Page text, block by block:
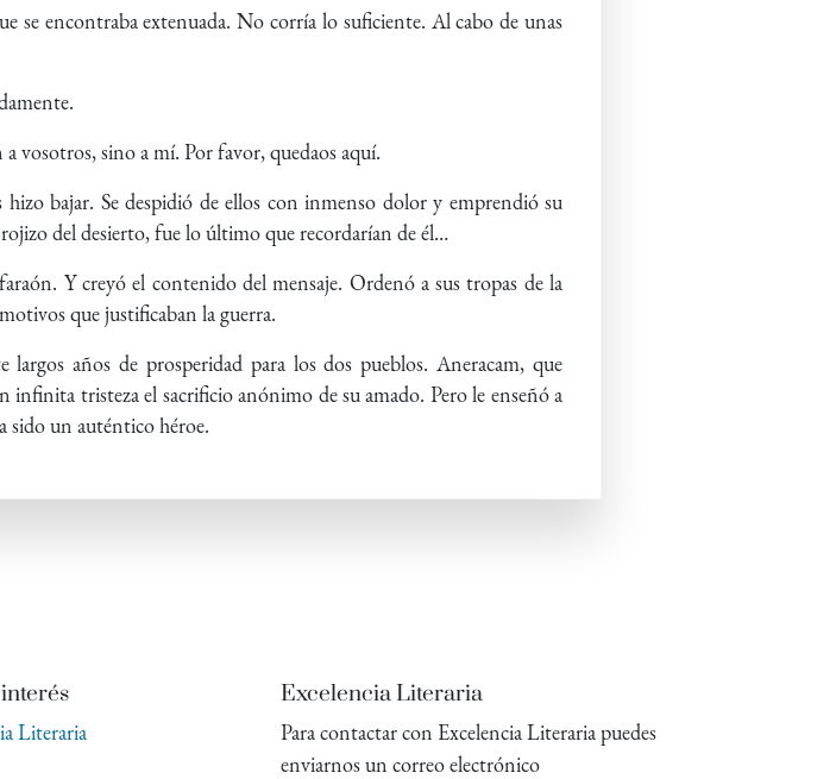
se encontraba extenuada. No corría lo suficiente. Al cabo de unas
vosotros, sino a mí. Por favor, quedaos aquí.
bajar. Se despidió de ellos con inmenso dolor y emprendió su
del desierto, fue lo último que recordarían de él…
Y creyó el contenido del mensaje. Ordenó a sus tropas de la
que justificaban la guerra.
años de prosperidad para los dos pueblos. Aneracam, que
infinita tristeza el sacrificio anónimo de su amado. Pero le enseñó a
sido un auténtico héroe.
Literaria
Excelencia Literaria
Para contactar con Excelencia Literaria puedes
enviarnos un correo electrónico